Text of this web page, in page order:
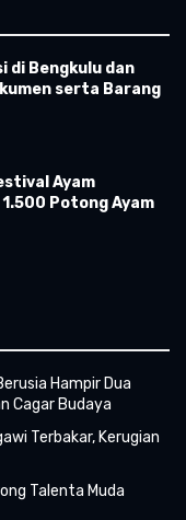
di Bengkulu dan
serta Barang
Ayam
Potong Ayam
Hampir Dua
Cagar Budaya
Terbakar, Kerugian
Talenta Muda